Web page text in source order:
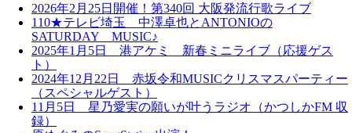
2026年2月25日開催！第340回 大阪発流行歌ライブ
110★テレビ埼玉 中澤卓也とANTONIOの
SATURDAY MUSIC♪
2025年1月5日 港アケミ 新春ミニライブ（応援ゲス
ト）
2024年12月22日 赤坂令和MUSICクリスマスパーティー
（スペシャルゲスト）
11月5日 星乃愛実の願いが叶うラジオ（かつしかFM 収
録）